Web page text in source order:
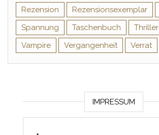
Rezension
Rezensionsexemplar
Spannung
Taschenbuch Thriller
Vampire
Vergangenheit Verrat
IMPRESSUM